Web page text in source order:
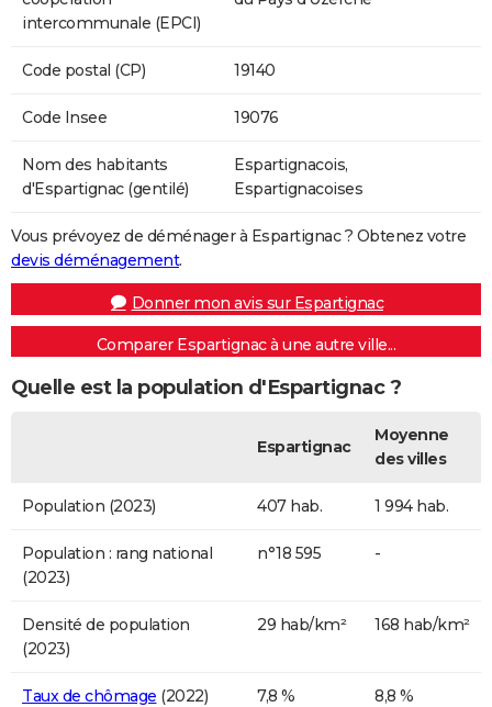
intercommunale (EPCI)
Code postal (CP) 19140
Code Insee 19076
Nom des habitants
d'Espartignac (gentilé)
Espartignacois,
Espartignacoises
Vous prévoyez de déménager à Espartignac ? Obtenez votre
devis déménagement.
Donner mon avis sur Espartignac
Comparer Espartignac à une autre ville...
Quelle est la population d'Espartignac ?
Espartignac
Moyenne
des villes
Population (2023) 407 hab. 1 994 hab.
Population : rang national
(2023)
n°18 595 -
Densité de population
(2023)
29 hab/km² 168 hab/km²
Taux de chômage (2022) 7,8 % 8,8 %